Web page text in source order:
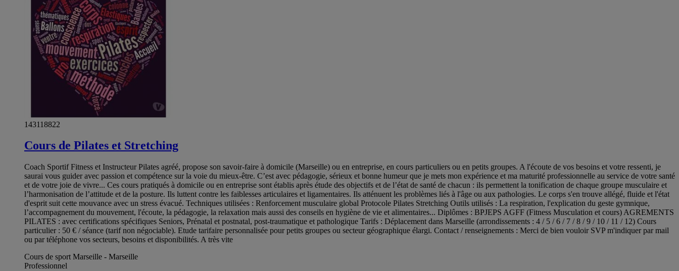
143118822
Cours de Pilates et Stretching
Coach Sportif Fitness et Instructeur Pilates agréé, propose son savoir-faire à domicile (Marseille) ou en entreprise, en cours particuliers ou en petits groupes. A l'écoute de vos besoins et votre ressenti, je
saurai vous guider avec passion et compétence sur la voie du mieux-être. C’est avec pédagogie, sérieux et bonne humeur que je mets mon expérience et ma maturité professionnelle au service de votre santé
et de votre joie de vivre... Ces cours pratiqués à domicile ou en entreprise sont établis après étude des objectifs et de l’état de santé de chacun : ils permettent la tonification de chaque groupe musculaire et
l’harmonisation de l’attitude et de la posture. Ils luttent contre les faiblesses articulaires et ligamentaires. Ils atténuent les problèmes liés à l'âge ou aux pathologies. Le corps s'en trouve allégé, fluide et l'état
d'esprit suit cette mouvance avec un stress évacué. Techniques utilisées : Renforcement musculaire global Protocole Pilates Stretching Outils utilisés : La respiration, l'explication du geste gymnique,
l’accompagnement du mouvement, l'écoute, la pédagogie, la relaxation mais aussi des conseils en hygiène de vie et alimentaires... Diplômes : BPJEPS AGFF (Fitness Musculation et cours) AGREMENTS
PILATES : avec certifications spécifiques Seniors, Prénatal et postnatal, post-traumatique et pathologique Tarifs : Déplacement dans Marseille (arrondissements : 4 / 5 / 6 / 7 / 8 / 9 / 10 / 11 / 12) Cours
particulier : 50 € / séance (tarif non négociable). Etude tarifaire personnalisée pour petits groupes ou secteur géographique élargi. Contact / renseignements : Merci de bien vouloir SVP m'indiquer par mail
ou par téléphone vos secteurs, besoins et disponibilités. A très vite
Cours de sport Marseille - Marseille
Professionnel